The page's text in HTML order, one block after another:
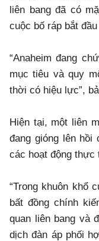
liên bang đã có
cuộc bố ráp bắt
“Anaheim đang
mục tiêu và quy
thời có hiệu lực”,
Hiện tại, một liên
đang gióng lên
các hoạt động thực
“Trong khuôn khổ
bất đồng chính
quan liên bang và
dịch đàn áp phối